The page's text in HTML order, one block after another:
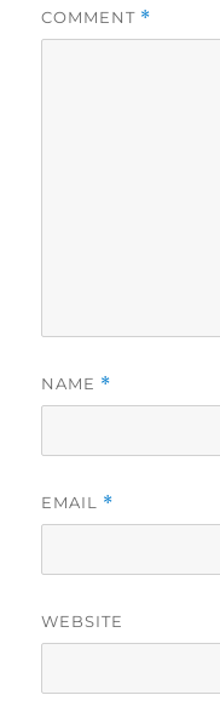
COMMENT *
NAME *
EMAIL *
WEBSITE